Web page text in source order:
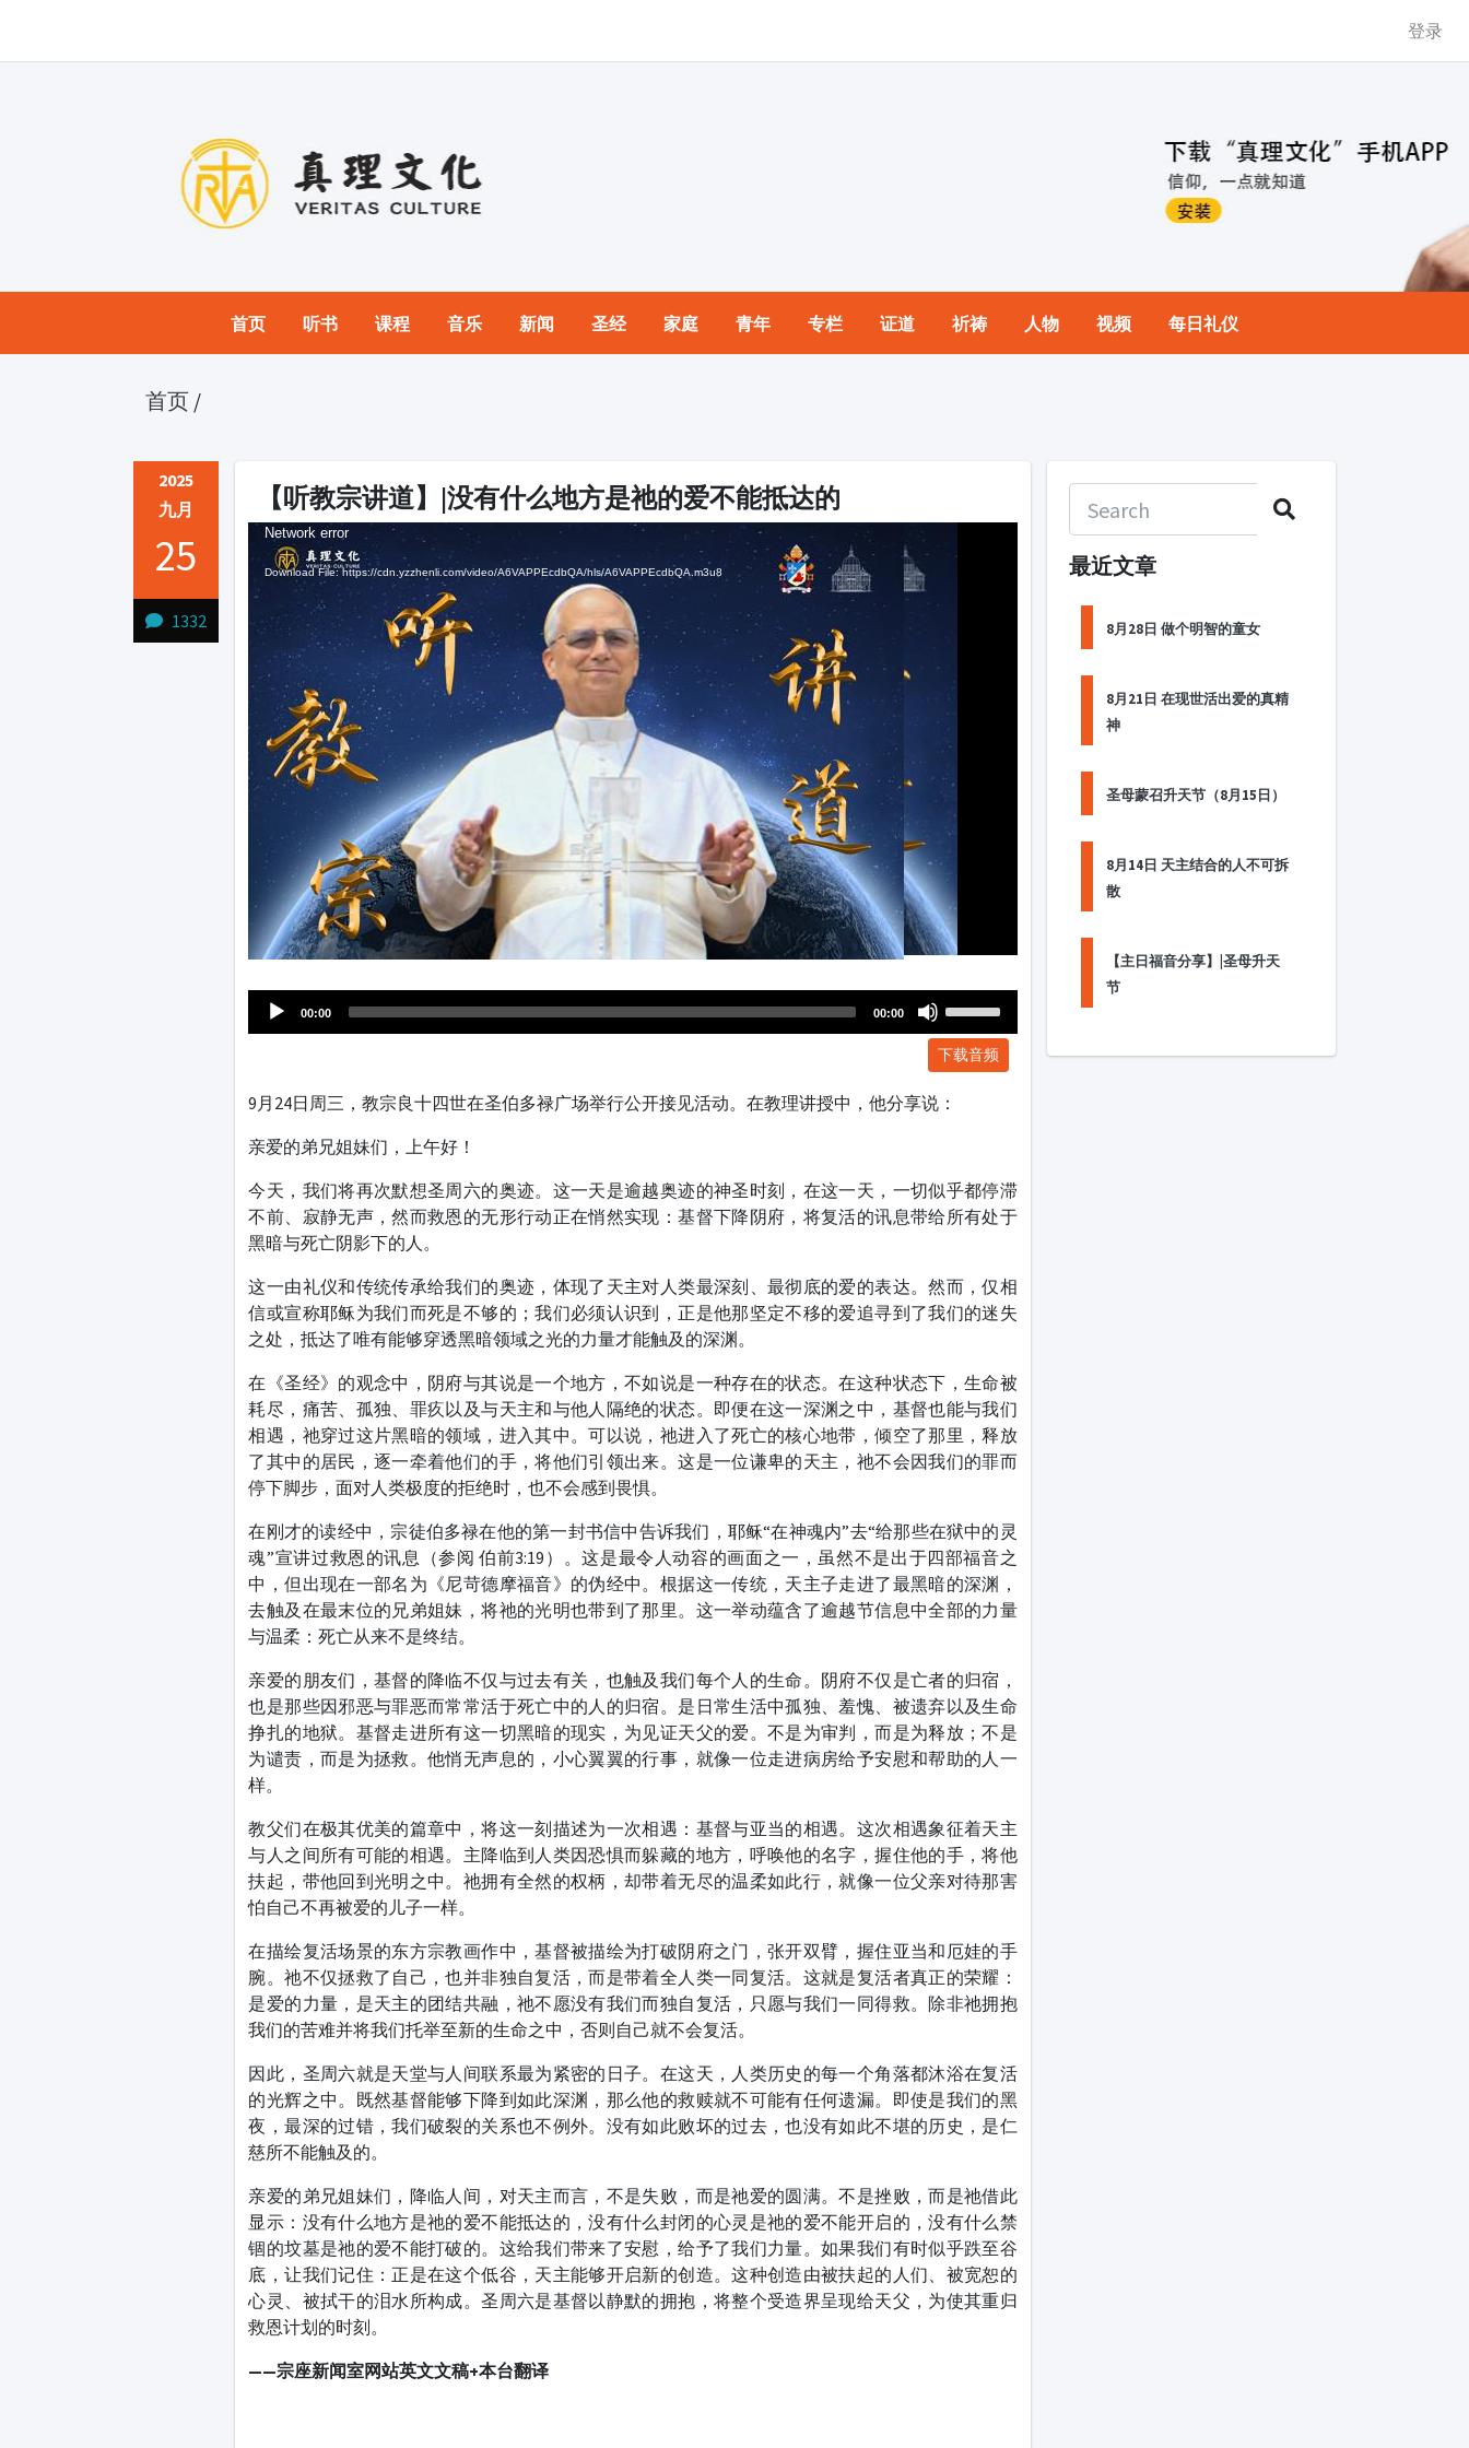
登录
首页 听书 课程 音乐 新闻 圣经 家庭 青年 专栏 证道 祈祷 人物 视频 每日礼仪
首页 /
2025
九月
25
1332
【听教宗讲道】|没有什么地方是祂的爱不能抵达的
Video
Player
Video
Player
Network error
Download File: https://cdn.yzzhenli.com/video/A6VAPPEcdbQA/hls/A6VAPPEcdbQA.m3u8
Audio
Player
00:00 00:00
Arrow
to
decrease
volume.
下载音频
9月24日周三，教宗良十四世在圣伯多禄广场举行公开接见活动。在教理讲授中，他分享说：
亲爱的弟兄姐妹们，上午好！
今天，我们将再次默想圣周六的奥迹。这一天是逾越奥迹的神圣时刻，在这一天，一切似乎都停滞
不前、寂静无声，然而救恩的无形行动正在悄然实现：基督下降阴府，将复活的讯息带给所有处于
黑暗与死亡阴影下的人。
这一由礼仪和传统传承给我们的奥迹，体现了天主对人类最深刻、最彻底的爱的表达。然而，仅相
信或宣称耶稣为我们而死是不够的；我们必须认识到，正是他那坚定不移的爱追寻到了我们的迷失
之处，抵达了唯有能够穿透黑暗领域之光的力量才能触及的深渊。
在《圣经》的观念中，阴府与其说是一个地方，不如说是一种存在的状态。在这种状态下，生命被
耗尽，痛苦、孤独、罪疚以及与天主和与他人隔绝的状态。即便在这一深渊之中，基督也能与我们
相遇，祂穿过这片黑暗的领域，进入其中。可以说，祂进入了死亡的核心地带，倾空了那里，释放
了其中的居民，逐一牵着他们的手，将他们引领出来。这是一位谦卑的天主，祂不会因我们的罪而
停下脚步，面对人类极度的拒绝时，也不会感到畏惧。
在刚才的读经中，宗徒伯多禄在他的第一封书信中告诉我们，耶稣“在神魂内”去“给那些在狱中的灵
魂”宣讲过救恩的讯息（参阅 伯前3:19）。这是最令人动容的画面之一，虽然不是出于四部福音之
中，但出现在一部名为《尼苛德摩福音》的伪经中。根据这一传统，天主子走进了最黑暗的深渊，
去触及在最末位的兄弟姐妹，将祂的光明也带到了那里。这一举动蕴含了逾越节信息中全部的力量
与温柔：死亡从来不是终结。
亲爱的朋友们，基督的降临不仅与过去有关，也触及我们每个人的生命。阴府不仅是亡者的归宿，
也是那些因邪恶与罪恶而常常活于死亡中的人的归宿。是日常生活中孤独、羞愧、被遗弃以及生命
挣扎的地狱。基督走进所有这一切黑暗的现实，为见证天父的爱。不是为审判，而是为释放；不是
为谴责，而是为拯救。他悄无声息的，小心翼翼的行事，就像一位走进病房给予安慰和帮助的人一
样。
教父们在极其优美的篇章中，将这一刻描述为一次相遇：基督与亚当的相遇。这次相遇象征着天主
与人之间所有可能的相遇。主降临到人类因恐惧而躲藏的地方，呼唤他的名字，握住他的手，将他
扶起，带他回到光明之中。祂拥有全然的权柄，却带着无尽的温柔如此行，就像一位父亲对待那害
怕自己不再被爱的儿子一样。
在描绘复活场景的东方宗教画作中，基督被描绘为打破阴府之门，张开双臂，握住亚当和厄娃的手
腕。祂不仅拯救了自己，也并非独自复活，而是带着全人类一同复活。这就是复活者真正的荣耀：
是爱的力量，是天主的团结共融，祂不愿没有我们而独自复活，只愿与我们一同得救。除非祂拥抱
我们的苦难并将我们托举至新的生命之中，否则自己就不会复活。
因此，圣周六就是天堂与人间联系最为紧密的日子。在这天，人类历史的每一个角落都沐浴在复活
的光辉之中。既然基督能够下降到如此深渊，那么他的救赎就不可能有任何遗漏。即使是我们的黑
夜，最深的过错，我们破裂的关系也不例外。没有如此败坏的过去，也没有如此不堪的历史，是仁
慈所不能触及的。
亲爱的弟兄姐妹们，降临人间，对天主而言，不是失败，而是祂爱的圆满。不是挫败，而是祂借此
显示：没有什么地方是祂的爱不能抵达的，没有什么封闭的心灵是祂的爱不能开启的，没有什么禁
锢的坟墓是祂的爱不能打破的。这给我们带来了安慰，给予了我们力量。如果我们有时似乎跌至谷
底，让我们记住：正是在这个低谷，天主能够开启新的创造。这种创造由被扶起的人们、被宽恕的
心灵、被拭干的泪水所构成。圣周六是基督以静默的拥抱，将整个受造界呈现给天父，为使其重归
救恩计划的时刻。
——宗座新闻室网站英文文稿+本台翻译
最近文章
8月28日 做个明智的童女
8月21日 在现世活出爱的真精
神
圣母蒙召升天节（8月15日）
8月14日 天主结合的人不可拆
散
【主日福音分享】|圣母升天
节